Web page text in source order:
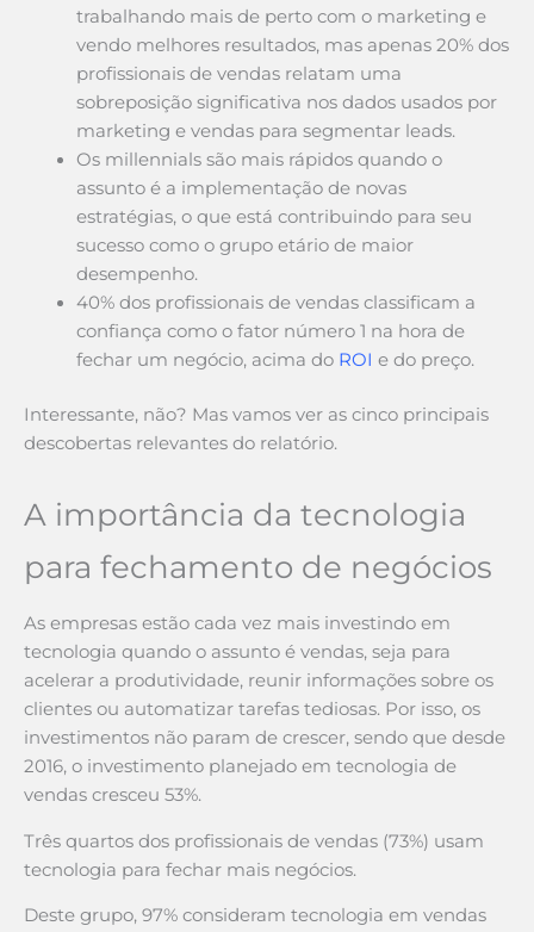
trabalhando mais de perto com o marketing e
vendo melhores resultados, mas apenas 20% dos
profissionais de vendas relatam uma
sobreposição significativa nos dados usados ​​por
marketing e vendas para segmentar leads.
Os millennials são mais rápidos quando o
assunto é a implementação de novas
estratégias, o que está contribuindo para seu
sucesso como o grupo etário de maior
desempenho.
40% dos profissionais de vendas classificam a
confiança como o fator número 1 na hora de
fechar um negócio, acima do ROI e do preço.
Interessante, não? Mas vamos ver as cinco principais
descobertas relevantes do relatório.
A importância da tecnologia
para fechamento de negócios
As empresas estão cada vez mais investindo em
tecnologia quando o assunto é vendas, seja para
acelerar a produtividade, reunir informações sobre os
clientes ou automatizar tarefas tediosas. Por isso, os
investimentos não param de crescer, sendo que desde
2016, o investimento planejado em tecnologia de
vendas cresceu 53%.
Três quartos dos profissionais de vendas (73%) usam
tecnologia para fechar mais negócios.
Deste grupo, 97% consideram tecnologia em vendas